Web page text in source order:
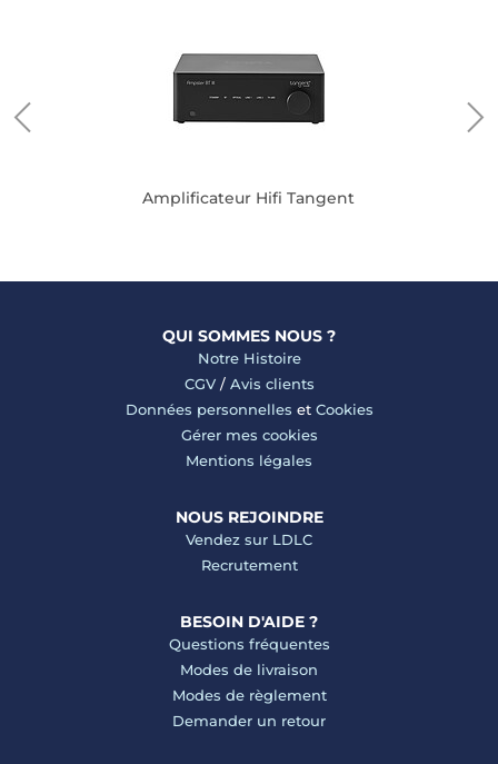
Amplificateur Hifi Tangent
QUI SOMMES NOUS ?
Notre Histoire
CGV/ Avis clients
Données personnelles et Cookies
Gérer mes cookies
Mentions légales
NOUS REJOINDRE
Vendez sur LDLC
Recrutement
BESOIN D'AIDE ?
Questions fréquentes
Modes de livraison
Modes de règlement
Demander un retour